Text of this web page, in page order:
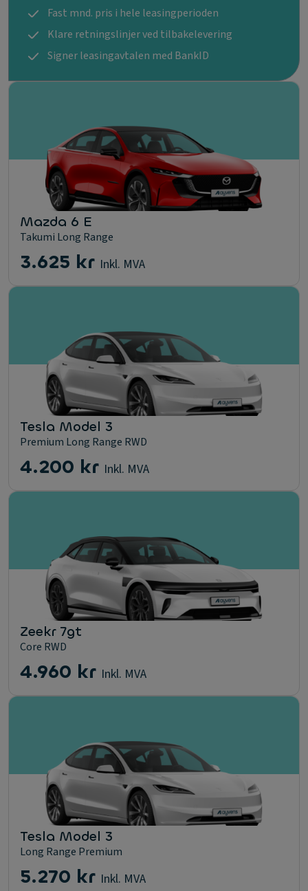
Fast mnd. pris i hele leasingperioden
Klare retningslinjer ved tilbakelevering
Signer leasingavtalen med BankID
Mazda 6 E
Takumi Long Range
3.625 kr Inkl. MVA
Tesla Model 3
Premium Long Range RWD
4.200 kr Inkl. MVA
Zeekr 7gt
Core RWD
4.960 kr Inkl. MVA
Tesla Model 3
Long Range Premium
5.270 kr Inkl. MVA